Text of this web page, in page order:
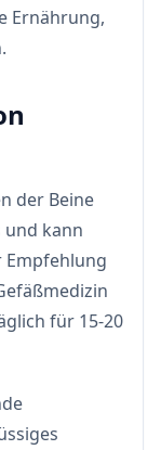
Ernährung,
der Beine
und kann
Empfehlung
für 15-20